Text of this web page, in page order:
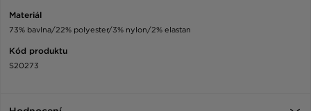
Materiál
73% bavlna/22% polyester/3% nylon/2% elastan
Kód produktu
S20273